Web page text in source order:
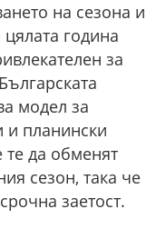
на сезона и
година
за
модел за
и планински
те да обменят
сезон, така че
заетост.